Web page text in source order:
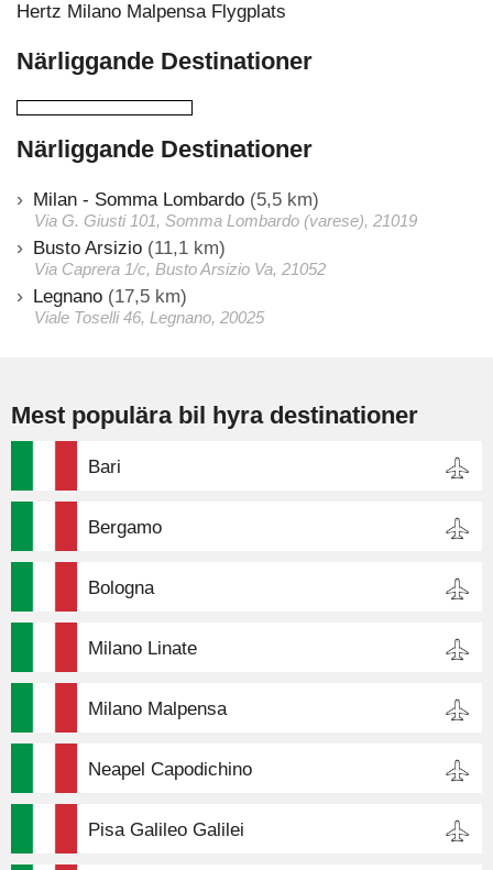
Hertz Milano Malpensa Flygplats
Närliggande Destinationer
Närliggande Destinationer
Milan - Somma Lombardo (5,5 km)
Via G. Giusti 101, Somma Lombardo (varese), 21019
Busto Arsizio (11,1 km)
Via Caprera 1/c, Busto Arsizio Va, 21052
Legnano (17,5 km)
Viale Toselli 46, Legnano, 20025
Mest populära bil hyra destinationer
Bari
Bergamo
Bologna
Milano Linate
Milano Malpensa
Neapel Capodichino
Pisa Galileo Galilei